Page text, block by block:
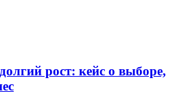
рост: кейс о выборе,